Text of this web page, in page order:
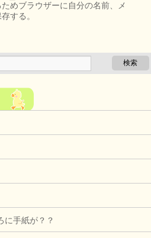
めブラウザーに自分の名前、メ
する。
に手紙が？？